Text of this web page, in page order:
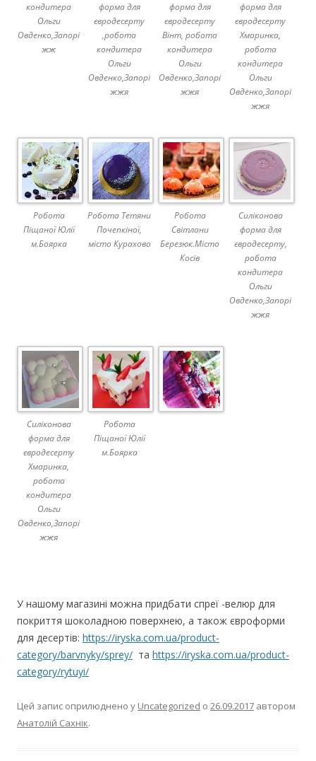
кондитера
Ольги
Овденко,Запорі
жж
форма для
євродесерту
,робота
кондитера
Ольги
Овденко,Запорі
жжя
форма для
євродесерту
Вінт, робота
кондитера
Ольги
Овденко,Запорі
жжя
форма для
євродесерту
Хмаринка,
робота
кондитера
Ольги
Овденко,Запорі
жжя
Робота
Піщаної Юлії
м.Боярка
Робота Тетяни
Почепкіної,
місто Курахово
Робота
Світлани
Березюк.Місто
Косів
Силіконова
форма для
євродесерту,
робота
кондитера
Ольги
Овденко,Запорі
жжя
Силіконова
форма для
євродесерту
Хмаринка,
робота
кондитера
Ольги
Овденко,Запорі
жжя
Робота
Піщаної Юлії
м.Боярка
У нашому магазині можна придбати спреї -велюр для
покриття шоколадною поверхнею, а також євроформи
для десертів: https://iryska.com.ua/product-
category/barvnyky/sprey/ та https://iryska.com.ua/product-
category/rytuyi/
Цей запис оприлюднено у Uncategorized о 26.09.2017 автором
Анатолій Сахнік.